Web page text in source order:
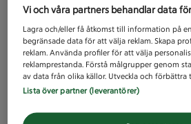
Vi och våra partners behandlar data
Lagra och/eller få åtkomst till information på
begränsade data för att välja reklam. Skapa
reklam. Använda profiler för att välja
reklamprestanda. Förstå målgrupper genom
av data från olika källor. Utveckla och förbättra
Lista över partner (leverantörer)